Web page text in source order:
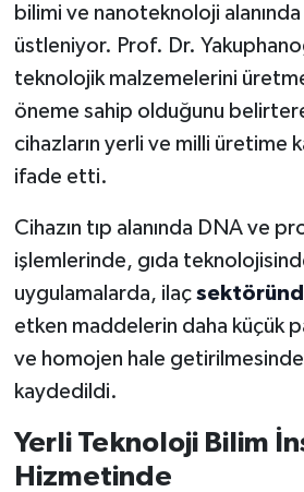
bilimi ve nanoteknoloji
üstleniyor. Prof. Dr.
teknolojik malzemelerini
öneme sahip olduğunu
cihazların yerli ve milli üretime
ifade etti.
Cihazın tıp alanında DNA ve
işlemlerinde, gıda
uygulamalarda, ilaç
etken maddelerin daha küçük
ve homojen hale getirilmesinde
kaydedildi.
Yerli Teknoloji Bilim
Hizmetinde